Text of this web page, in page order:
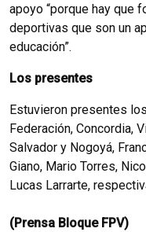
apoyo “porque hay que
deportivas que son un
educación”.
Los presentes
Estuvieron presentes
Federación, Concordia,
Salvador y Nogoyá,
Giano, Mario Torres,
Lucas Larrarte,
(Prensa Bloque FPV)